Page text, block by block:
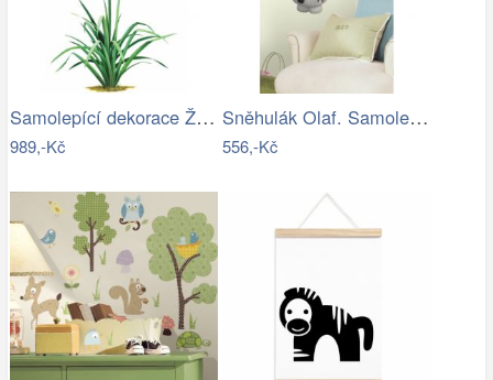
Samolepící dekorace Žlutý květ
989,-Kč
Sněhulák Olaf. Samolepky na zeď Ledové…
556,-Kč